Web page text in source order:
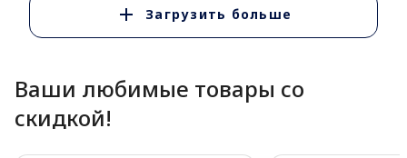
Загрузить больше
Ваши любимые товары со
скидкой!